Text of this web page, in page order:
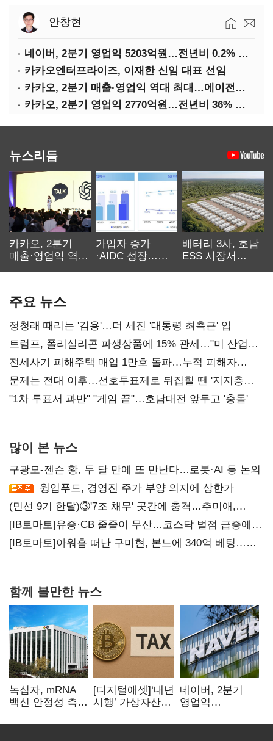
안창현
네이버, 2분기 영업익 5203억원…전년비 0.2% 감소
카카오엔터프라이즈, 이재한 신임 대표 선임
카카오, 2분기 매출·영업익 역대 최대…에이전트 AI 수익화 관건
카카오, 2분기 영업익 2770억원…전년비 36% 증가
뉴스리듬
카카오, 2분기
매출·영업익 역대
가입자 증가
·AIDC 성장…
배터리 3사, 호남
ESS 시장서
주요 뉴스
정청래 때리는 '김용'…더 세진 '대통령 최측근' 입
트럼프, 폴리실리콘 파생상품에 15% 관세…"미 산업
재건"
전세사기 피해주택 매입 1만호 돌파…누적 피해자
4만278명
문제는 전대 이후…선호투표제로 뒤집힐 땐 '지지층
불복'
"1차 투표서 과반" "게임 끝"…호남대전 앞두고 '충돌'
많이 본 뉴스
구광모-젠슨 황, 두 달 만에 또 만난다…로봇·AI 등 논의
윙입푸드, 경영진 주가 부양 의지에 상한가
(민선 9기 한달)③'7조 채무' 곳간에 충격…추미애,
20년만에 '비상재정' 선언 승부수
[IB토마토]유증·CB 줄줄이 무산…코스닥 벌점 급증에
상폐 압박
[IB토마토]아워홈 떠난 구미현, 본느에 340억 베팅…
함께 볼만한 뉴스
녹십자, mRNA
백신 안정성 측정
[디지털애셋]‘내년
시행’ 가상자산
문턱 넘을까
네이버, 2분기
영업익
전년비 0.2%